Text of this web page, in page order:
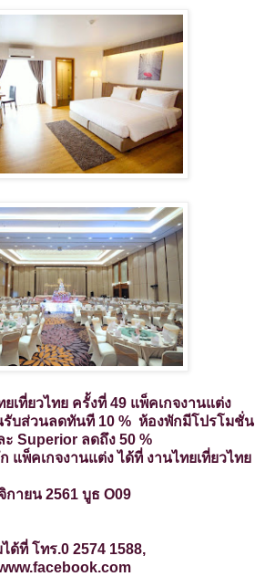
เที่ยวไทย ครั้งที่ 49 แพ็คเกจงานแต่ง
รับส่วนลดทันที 10 % ห้องพักมีโปรโมชั่น
Superior ลดถึง 50 %
แพ็คเกจงานแต่ง ได้ที่ งานไทยเที่ยวไทย
กายน 2561 บูธ O09
ด้ที่ โทร.0 2574 1588,